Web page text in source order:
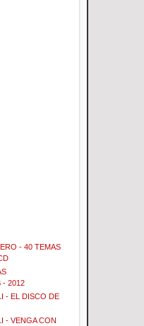
- 40 TEMAS
- 2012
- EL DISCO DE
- VENGA CON